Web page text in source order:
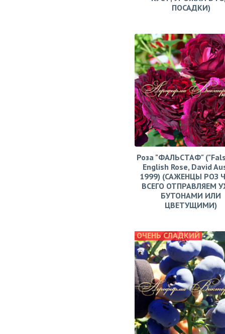
ПОСАДКИ)
Роза "ФАЛЬСТАФ"
English Rose, David
1999) (САЖЕНЦЫ РОЗ
ВСЕГО ОТПРАВЛЯЕМ
БУТОНАМИ ИЛИ
ЦВЕТУЩИМИ)
ОЧЕНЬ СЛАДКИЙ